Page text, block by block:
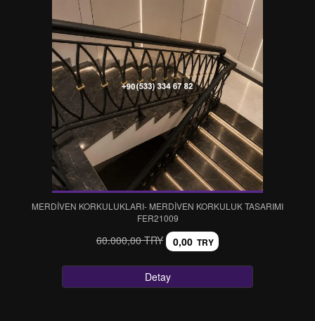
MERDİVEN KORKULUKLARI- MERDİVEN KORKULUK TASARIMI
FER21009
60.000,00 TRY 0,00 TRY
Detay